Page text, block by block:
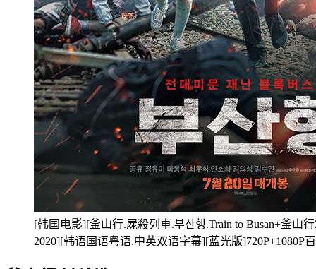
[韩国电影][釜山行.屍殺列車.부산행.Train to Busan+釜山
2020][韩语国语粤语.中英双语字幕][蓝光版]720P+1080P